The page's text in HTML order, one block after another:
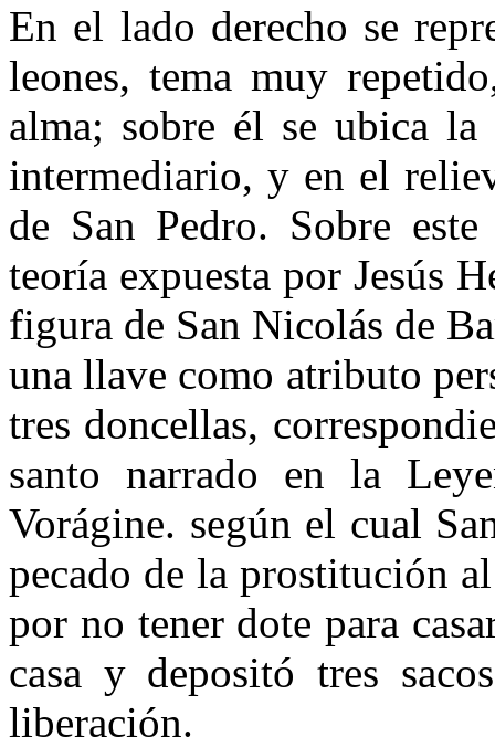
En el lado derecho se
leones, tema muy
alma; sobre él se ubica
intermediario, y en el
de San Pedro. Sobre
teoría expuesta por Jesús
figura de San Nicolás de
una llave como atributo
tres doncellas,
santo narrado en la
Vorágine. según el cual
pecado de la prostitución
por no tener dote para
casa y depositó tres
liberación.